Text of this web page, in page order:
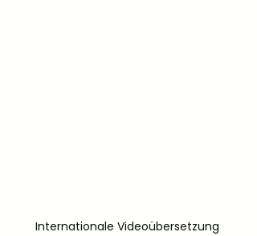
Internationale Videoübersetzung